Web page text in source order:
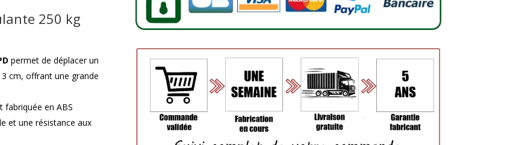
250 kg
permet de déplacer un
cm, offrant une grande
fabriquée en ABS
et une résistance aux